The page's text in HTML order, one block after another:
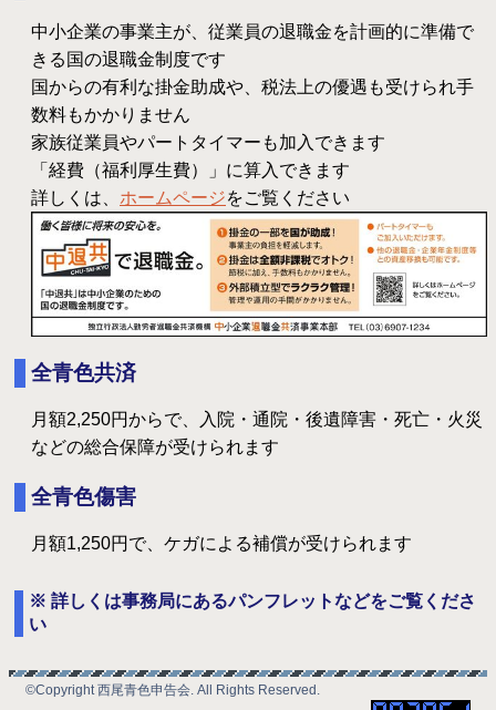
中小企業の事業主が、従業員の退職金を計画的に準備で
きる国の退職金制度です
国からの有利な掛金助成や、税法上の優遇も受けられ手
数料もかかりません
家族従業員やパートタイマーも加入できます
「経費（福利厚生費）」に算入できます
詳しくは、 ホームページをご覧ください
全青色共済
月額2,250円からで、入院・通院・後遺障害・死亡・火災
などの総合保障が受けられます
全青色傷害
月額1,250円で、ケガによる補償が受けられます
※ 詳しくは事務局にあるパンフレットなどをご覧くださ
い
©Copyright 西尾青色申告会. All Rights Reserved.